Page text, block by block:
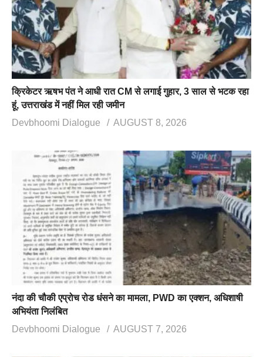
क्रिकेटर ऋषभ पंत ने आधी रात CM से लगाई गुहार, 3 साल से भटक रहा
हूं, उत्तराखंड में नहीं मिल रही जमीन
Devbhoomi Dialogue
AUGUST 8, 2026
नंदा की चौकी एप्रोच रोड धंसने का मामला, PWD का एक्शन, अधिशाषी
अभियंता निलंबित
Devbhoomi Dialogue
AUGUST 7, 2026